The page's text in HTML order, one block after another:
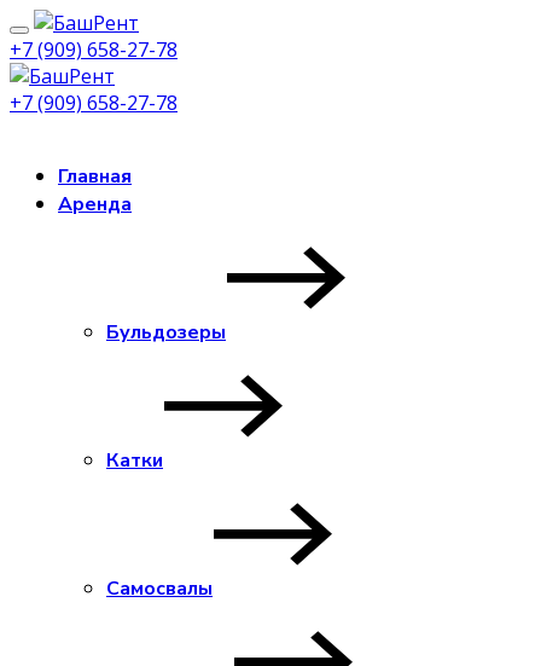
+7 (909) 658-27-78
+7 (909) 658-27-78
Главная
Аренда
Бульдозеры
Катки
Самосвалы